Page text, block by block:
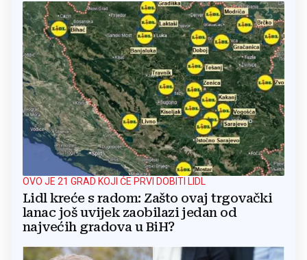
OVO JE 21 GRAD KOJI ĆE PRVI DOBITI LIDL
Lidl kreće s radom: Zašto ovaj trgovački
lanac još uvijek zaobilazi jedan od
najvećih gradova u BiH?